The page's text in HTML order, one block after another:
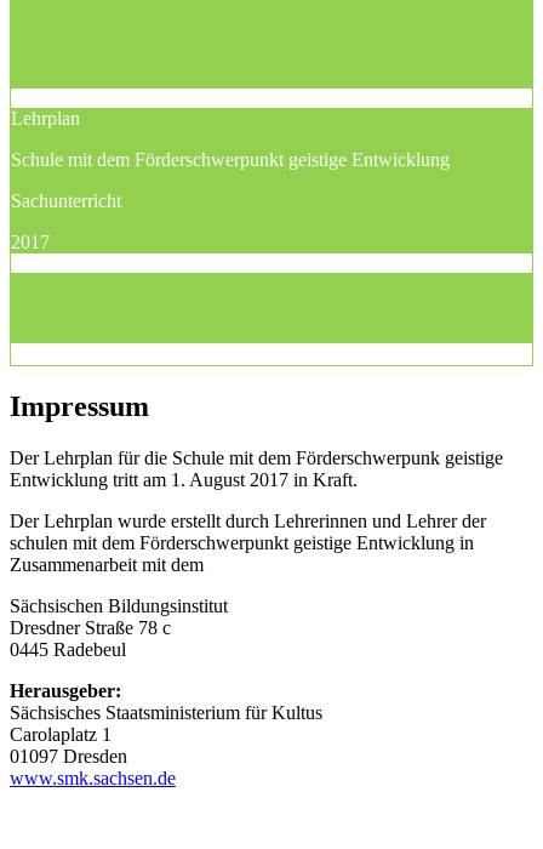
Lehrplan
Schule mit dem Förderschwerpunkt geistige Entwicklung
Sachunterricht
2017
Impressum
Der Lehrplan für die Schule mit dem Förderschwerpunk geistige
Entwicklung tritt am 1. August 2017 in Kraft.
Der Lehrplan wurde erstellt durch Lehrerinnen und Lehrer der
schulen mit dem Förderschwerpunkt geistige Entwicklung in
Zusammenarbeit mit dem
Sächsischen Bildungsinstitut
Dresdner Straße 78 c
0445 Radebeul
Herausgeber:
Sächsisches Staatsministerium für Kultus
Carolaplatz 1
01097 Dresden
www.smk.sachsen.de